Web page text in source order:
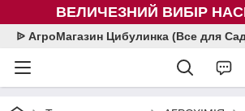
ВЕЛИЧЕЗНИЙ ВИБІР
ᐉ АгроМагазин Цибулинка (Все для